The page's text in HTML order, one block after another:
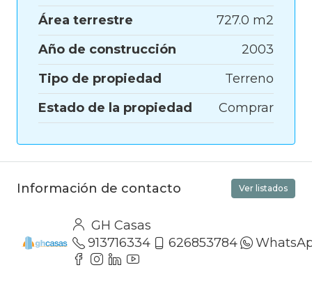
Área terrestre
727.0 m2
Año de construcción
2003
Tipo de propiedad
Terreno
Estado de la propiedad
Comprar
Información de contacto Ver listados
GH Casas
913716334
626853784